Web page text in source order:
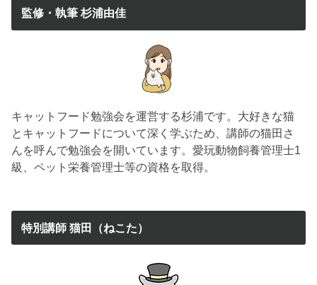
監修・執筆 杉浦由佳
キャットフード勉強会を運営する杉浦です。大好きな猫
とキャットフードについて深く学ぶため、講師の猫田さ
んを呼んで勉強会を開いています。愛玩動物飼養管理士1
級、ペット栄養管理士等の資格を取得。
特別講師 猫田（ねこた）